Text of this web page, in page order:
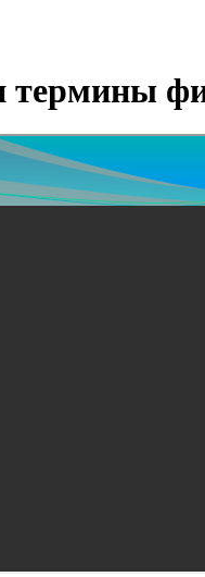
термины